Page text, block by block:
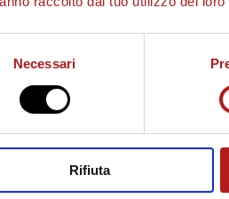
Necessari
Rifiuta